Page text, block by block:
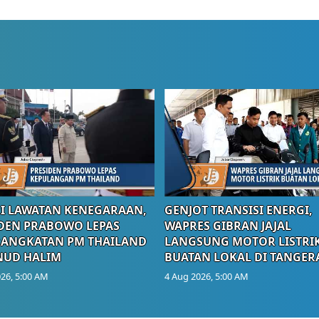
LAWATAN KENEGARAAN,
PRABOWO LEPAS
PM THAILAND
HALIM
5:00 AM
GENJOT TRANSISI ENERGI,
WAPRES GIBRAN JAJAL
LANGSUNG MOTOR
BUATAN LOKAL DI
4 Aug 2026, 5:00 AM